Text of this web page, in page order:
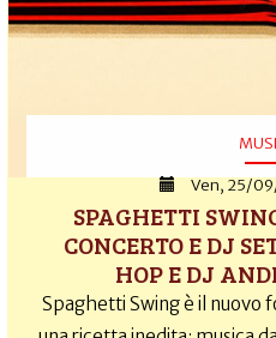
Ven, 25/
SPAGHETTI
CONCERTO E DJ
HOP E DJ
Spaghetti Swing è il nuovo